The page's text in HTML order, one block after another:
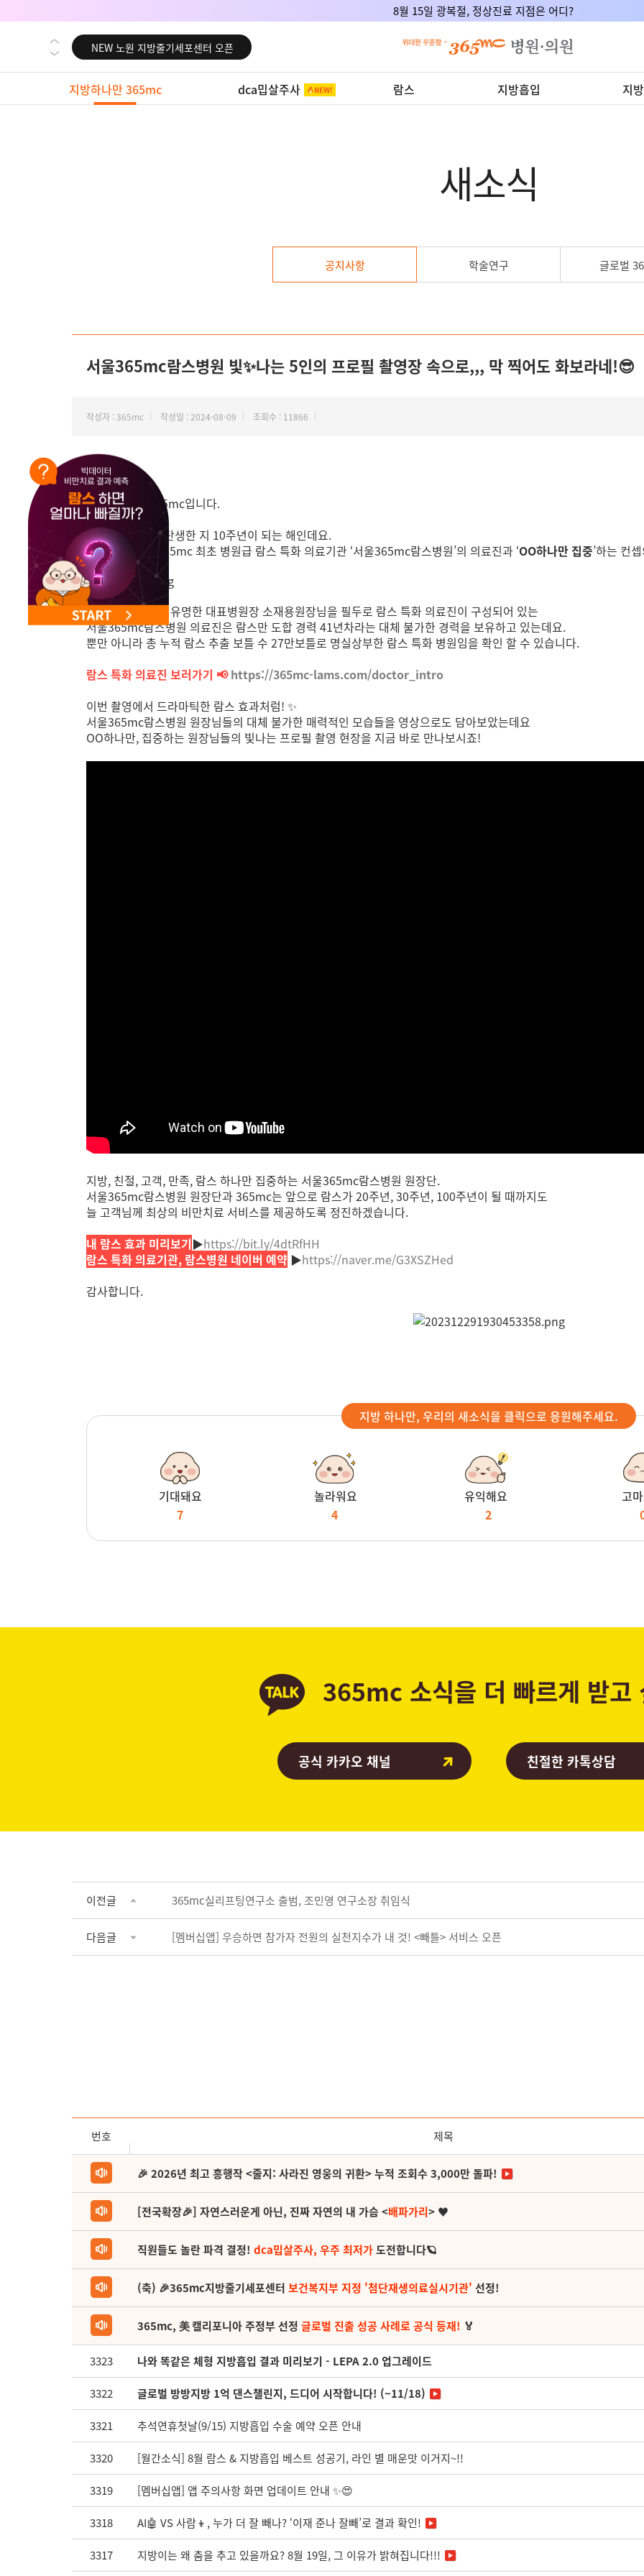
8월 15일 광복절, 정상진료 지점은 어디?
NEW 대전 지방줄기세포센터 오픈
NEW 노원 지방줄기세포센터 오픈
NEW 미국 LA점 오픈
NEW 부산 지방줄기세포센터 오픈
지방하나만 365mc dca밉살주사 람스 지방흡입 지
새소식
공지사항 학술연구 글로벌
서울365mc람스병원 빛✨나는 5인의 프로필 촬영장 속으로,,, 막 찍어도 화보라네!😎
작성자 : 365mc 작성일 : 2024-08-09 조회수 : 11866
안녕하세요.
지방 하나만, 365mc입니다.
2024년, 람스가 탄생한 지 10주년이 되는 해인데요.
이를 기념하며 365mc 최초 병원급 람스 특화 의료기관 ‘서울365mc람스병원’의 의료진과 ‘OO하나만 집중’하는 컨
팔 람스의 신으로 유명한 대표병원장 소재용원장님을 필두로 람스 특화 의료진이 구성되어 있는
서울365mc람스병원 의료진은 람스만 도합 경력 41년차라는 대체 불가한 경력을 보유하고 있는데요.
뿐만 아니라 총 누적 람스 추출 보틀 수 27만보틀로 명실상부한 람스 특화 병원임을 확인 할 수 있습니다.
람스 특화 의료진 보러가기 📢https://365mc-lams.com/doctor_intro
이번 촬영에서 드라마틱한 람스 효과처럼! ✨
서울365mc람스병원 원장님들의 대체 불가한 매력적인 모습들을 영상으로도 담아보았는데요
OO하나만, 집중하는 원장님들의 빛나는 프로필 촬영 현장을 지금 바로 만나보시죠!
지방, 친절, 고객, 만족, 람스 하나만 집중하는 서울365mc람스병원 원장단.
서울365mc람스병원 원장단과 365mc는 앞으로 람스가 20주년, 30주년, 100주년이 될 때까지도
늘 고객님께 최상의 비만치료 서비스를 제공하도록 정진하겠습니다.
내 람스 효과 미리보기▶https://bit.ly/4dtRfHH
람스 특화 의료기관, 람스병원 네이버 예약 ▶https://naver.me/G3XSZHed
감사합니다.
지방 하나만, 우리의 새소식을 클릭으로 응원해주세요.
기대돼요
7
놀라워요
4
유익해요
2
고
365mc 소식을 더 빠르게 받고
공식 카카오 채널 친절한 카톡상담
이전글 365mc실리프팅연구소 출범, 조민영 연구소장 취임식
다음글 [멤버십앱] 우승하면 참가자 전원의 실천지수가 내 것! <빼틀> 서비스 오픈
번호 제목
🎉 2026년 최고 흥행작 <줄지: 사라진 영웅의 귀환> 누적 조회수 3,000만 돌파!
[전국확장🎉] 자연스러운게 아닌, 진짜 자연의 내 가슴 <배파가리> ♥
직원들도 놀란 파격 결정! dca밉살주사, 우주 최저가도전합니다🪐
(축) 🎉365mc지방줄기세포센터 보건복지부 지정 '첨단재생의료실시기관' 선정!
365mc, 美 캘리포니아 주정부 선정 글로벌 진출 성공 사례로 공식 등재! 🏅
3323 나와 똑같은 체형 지방흡입 결과 미리보기 - LEPA 2.0 업그레이드
3322 글로벌 방방지방 1억 댄스챌린지, 드디어 시작합니다! (~11/18)
3321 추석연휴첫날(9/15) 지방흡입 수술 예약 오픈 안내
3320 [월간소식] 8월 람스 & 지방흡입 베스트 성공기, 라인 별 매운맛 이거지~!!
3319 [멤버십앱] 앱 주의사항 화면 업데이트 안내 ✨😍
3318 AI🤖 VS 사람👦, 누가 더 잘 빼나? ‘이재 준나 잘빼’로 결과 확인!
3317 지방이는 왜 춤을 추고 있을까요? 8월 19일, 그 이유가 밝혀집니다!!!